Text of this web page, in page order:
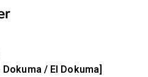
/ El Dokuma]